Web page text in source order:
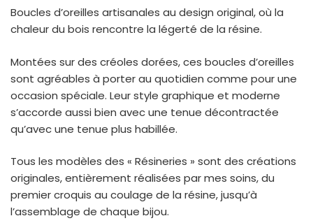
Boucles d’oreilles artisanales au design original, où la
chaleur du bois rencontre la légerté de la résine.
Montées sur des créoles dorées, ces boucles d’oreilles
sont agréables à porter au quotidien comme pour une
occasion spéciale. Leur style graphique et moderne
s’accorde aussi bien avec une tenue décontractée
qu’avec une tenue plus habillée.
Tous les modèles des « Résineries » sont des créations
originales, entièrement réalisées par mes soins, du
premier croquis au coulage de la résine, jusqu’à
l’assemblage de chaque bijou.